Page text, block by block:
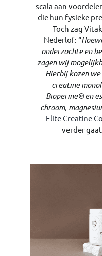
scala aan
die hun fysieke
Toch zag
Nederlof: “
onderzochte en
zagen wij
Hierbij kozen
creatine
Bioperine® en
chroom,
Elite Creatine
verder